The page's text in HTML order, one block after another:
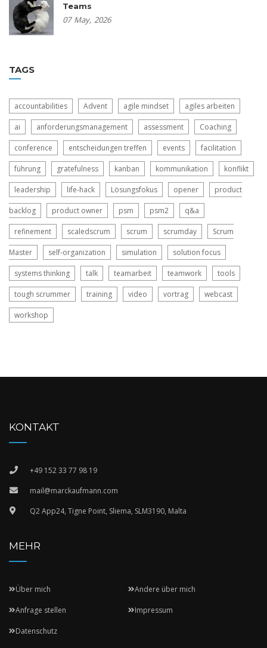
Teams
07 May, 2026
TAGS
accountabilities Advent agile mindset agiles arbeiten
ai anforderungsmanagement assessment Coaching
conference entscheidungen treffen events facilitation
führung gratefulness kanban kommunikation konflikt
leadership life-hack Lösungsfokus opener product
backlog product owner psm psm2 q&a
refinement scaledscrum scrum scrumday Scrum
Master self-organization simulation solution focus
systems thinking talk teamarbeit teamwork tools
tough scrummer training video vortrag webcast
workshop
KONTAKT
+49 152 33 77 98 19
mail@marckaufmann.com
Q2 App24, Tigne Point, Sliema, SLM3190, Malta
MEHR
Über mich Andere über mich
Anfrage stellen Impressum
Datenschutz